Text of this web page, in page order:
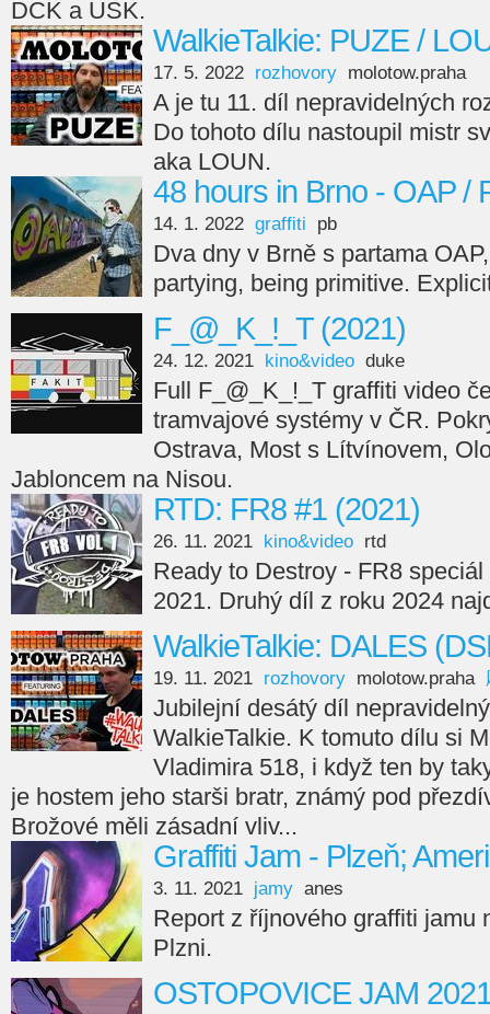
DCK a USK.
WalkieTalkie: PUZE /
17. 5. 2022 rozhovory molotow.praha
A je tu 11. díl nepravidelných
Do tohoto dílu nastoupil mistr
aka LOUN.
48 hours in Brno - OAP /
14. 1. 2022 graffiti pb
Dva dny v Brně s partama
partying, being primitive.
F_@_K_!_T (2021)
24. 12. 2021 kino&video duke
Full F_@_K_!_T graffiti video
tramvajové systémy v ČR.
Ostrava, Most s Lítvínovem,
Jabloncem na Nisou.
RTD: FR8 #1 (2021)
26. 11. 2021 kino&video rtd
Ready to Destroy - FR8
2021. Druhý díl z roku 2024
WalkieTalkie: DALES
19. 11. 2021 rozhovory molotow.praha
Jubilejní desátý díl
WalkieTalkie. K tomuto dílu si
Vladimira 518, i když ten by
je hostem jeho starši bratr, známý pod
Brožové měli zásadní vliv...
Graffiti Jam - Plzeň;
3. 11. 2021 jamy anes
Report z říjnového graffiti jamu
Plzni.
OSTOPOVICE JAM